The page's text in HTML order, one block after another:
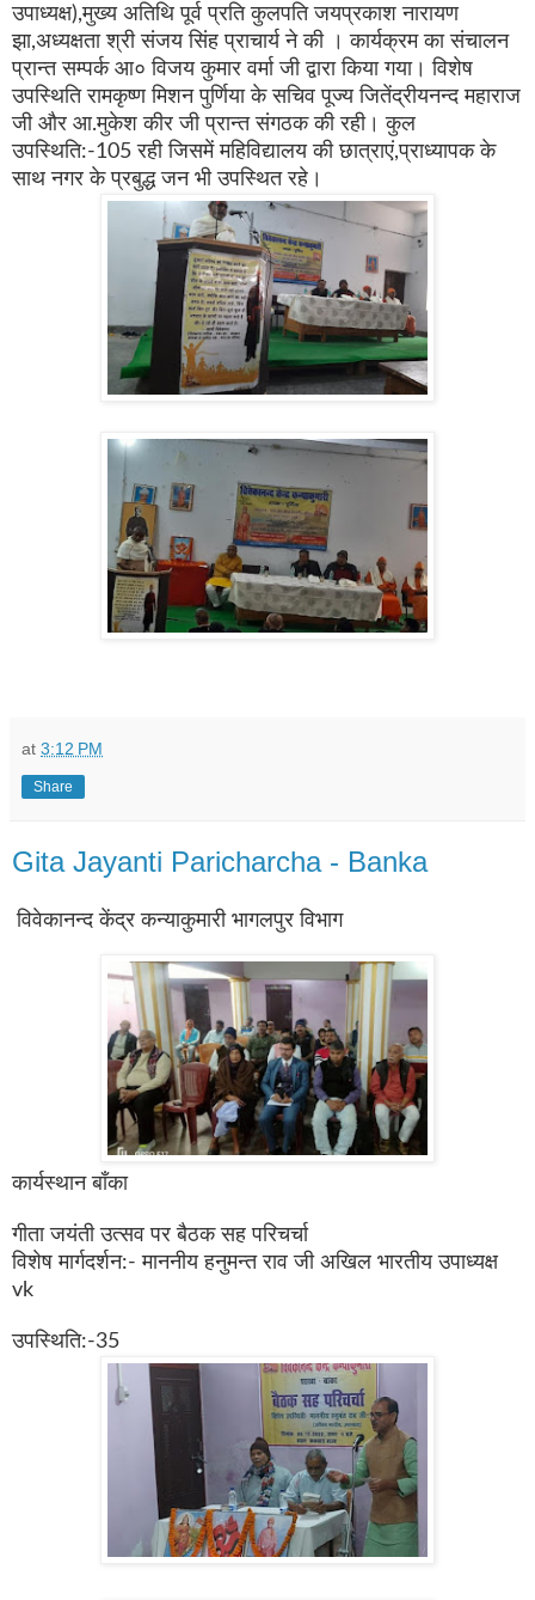
उपाध्यक्ष),मुख्य अतिथि पूर्व प्रति कुलपति जयप्रकाश नारायण
झा,अध्यक्षता श्री संजय सिंह प्राचार्य ने की । कार्यक्रम का संचालन
प्रान्त सम्पर्क आ० विजय कुमार वर्मा जी द्वारा किया गया। विशेष
उपस्थिति रामकृष्ण मिशन पुर्णिया के सचिव पूज्य जितेंद्रीयनन्द महाराज
जी और आ.मुकेश कीर जी प्रान्त संगठक की रही। कुल
उपस्थिति:-105रही जिसमें महिविद्यालय की छात्राएं,प्राध्यापक के
साथ नगर के प्रबुद्ध जन भी उपस्थित रहे।
at 3:12 PM
Share
Gita Jayanti Paricharcha - Banka
विवेकानन्द केंद्र कन्याकुमारी भागलपुर विभाग
कार्यस्थान बाँका
गीता जयंती उत्सव पर बैठक सह परिचर्चा
विशेष मार्गदर्शन:- माननीय हनुमन्त राव जी अखिल भारतीय उपाध्यक्ष
vk
उपस्थिति:-35